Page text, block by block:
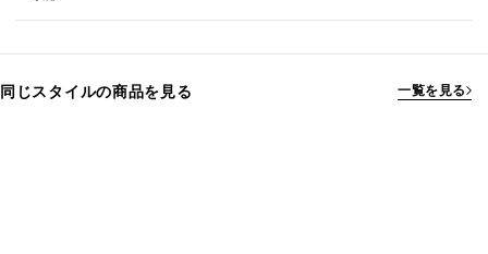
同じスタイルの商品を見る 一覧を見る